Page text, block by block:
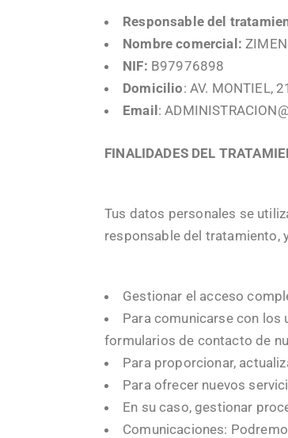
Responsable del
Nombre comercial:
NIF: B97976898
Domicilio: AV. MONTIEL,
Email :
FINALIDADES DEL
Tus datos personales se
responsable del tratamiento,
Gestionar el acceso
Para comunicarse con los
formularios de contacto de
Para proporcionar,
Para ofrecer nuevos
En su caso, gestionar
Comunicaciones: